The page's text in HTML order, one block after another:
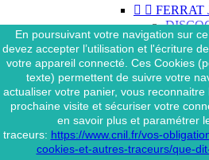
  FERRAT
DVD
  FERRAT
  FERRÉ
En poursuivant votre navigation sur
devez accepter l’utilisation et l'écriture
votre appareil connecté. Ces Cookies
texte) permettent de suivre votre
actualiser votre panier, vous reconnaitre
prochaine visite et sécuriser votre
en savoir plus et paramétrer
traceurs: https://www.cnil.fr/vos-
cookies-et-autres-traceurs/que-